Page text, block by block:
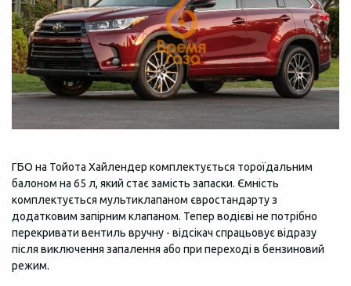
ГБО на Тойота Хайлендер комплектується тороїдальним
балоном на 65 л, який стає замість запаски. Ємність
комплектується мультиклапаном євростандарту з
додатковим запірним клапаном. Тепер водієві не потрібно
перекривати вентиль вручну - відсікач спрацьовує відразу
після виключення запалення або при переході в бензиновий
режим.